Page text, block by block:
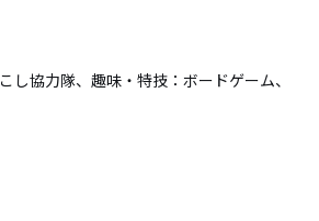
し協力隊、趣味・特技：ボードゲーム、